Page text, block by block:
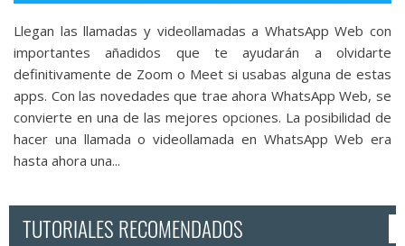
Llegan las llamadas y videollamadas a WhatsApp Web con
importantes añadidos que te ayudarán a olvidarte
definitivamente de Zoom o Meet si usabas alguna de estas
apps. Con las novedades que trae ahora WhatsApp Web, se
convierte en una de las mejores opciones. La posibilidad de
hacer una llamada o videollamada en WhatsApp Web era
hasta ahora una...
TUTORIALES RECOMENDADOS